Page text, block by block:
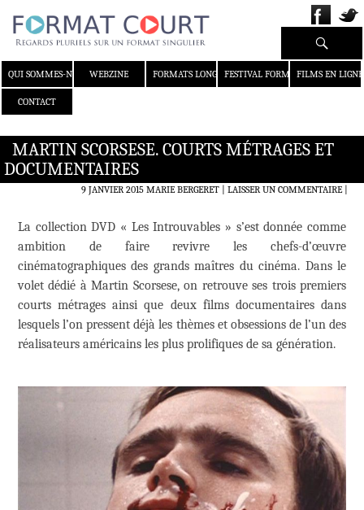
QUI SOMMES-NOUS ?WEBZINE FORMATS LONGS FESTIVAL FORMAT COURT
FILMS EN LIGNE
CONTACT
Recherche
MARTIN SCORSESE. COURTS MÉTRAGES ET
DOCUMENTAIRES
9 JANVIER 2015 MARIE BERGERET LAISSER UN COMMENTAIRE|
La collection DVD « Les Introuvables » s’est donnée comme
ambition de faire revivre les chefs-d’œuvre
cinématographiques des grands maîtres du cinéma. Dans le
volet dédié à Martin Scorsese, on retrouve ses trois premiers
courts métrages ainsi que deux films documentaires dans
lesquels l’on pressent déjà les thèmes et obsessions de l’un des
réalisateurs américains les plus prolifiques de sa génération.